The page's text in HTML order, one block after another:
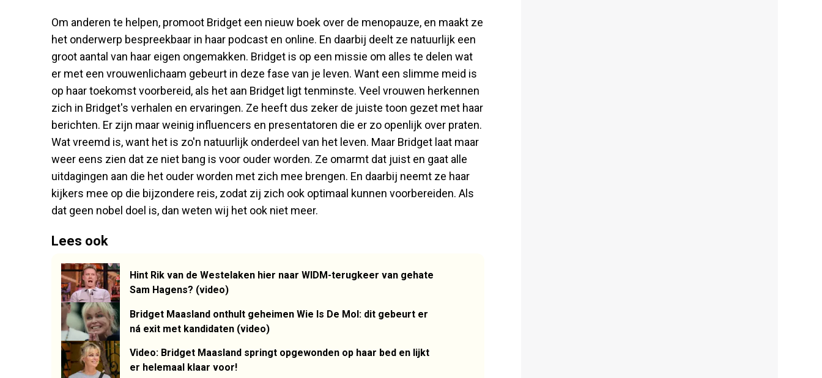
Om anderen te helpen, promoot Bridget een nieuw boek over de menopauze, en maakt ze
het onderwerp bespreekbaar in haar podcast en online. En daarbij deelt ze natuurlijk een
groot aantal van haar eigen ongemakken. Bridget is op een missie om alles te delen wat
er met een vrouwenlichaam gebeurt in deze fase van je leven. Want een slimme meid is
op haar toekomst voorbereid, als het aan Bridget ligt tenminste. Veel vrouwen herkennen
zich in Bridget's verhalen en ervaringen. Ze heeft dus zeker de juiste toon gezet met haar
berichten. Er zijn maar weinig influencers en presentatoren die er zo openlijk over praten.
Wat vreemd is, want het is zo'n natuurlijk onderdeel van het leven. Maar Bridget laat maar
weer eens zien dat ze niet bang is voor ouder worden. Ze omarmt dat juist en gaat alle
uitdagingen aan die het ouder worden met zich mee brengen. En daarbij neemt ze haar
kijkers mee op die bijzondere reis, zodat zij zich ook optimaal kunnen voorbereiden. Als
dat geen nobel doel is, dan weten wij het ook niet meer.
Lees ook
Hint Rik van de Westelaken hier naar WIDM-terugkeer van gehate
Sam Hagens? (video)
Bridget Maasland onthult geheimen Wie Is De Mol: dit gebeurt er
ná exit met kandidaten (video)
Video: Bridget Maasland springt opgewonden op haar bed en lijkt
er helemaal klaar voor!